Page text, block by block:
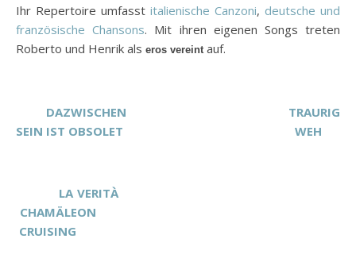
Ihr Repertoire umfasst italienische Canzoni, deutsche und
französische Chansons. Mit ihren eigenen Songs treten
Roberto und Henrik als eros vereint auf.
DAZWISCHEN
TRAURIG
SEIN IST OBSOLET
WEH
LA VERITÀ
CHAMÄLEON
CRUISING